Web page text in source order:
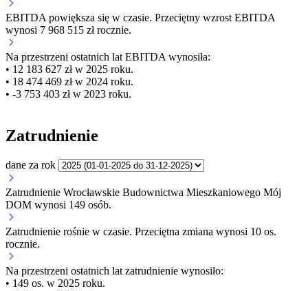
EBITDA powiększa się w czasie. Przeciętny wzrost EBITDA
wynosi 7 968 515 zł rocznie.
Na przestrzeni ostatnich lat EBITDA wynosiła:
• 12 183 627 zł w 2025 roku.
• 18 474 469 zł w 2024 roku.
• -3 753 403 zł w 2023 roku.
Zatrudnienie
dane za rok
Zatrudnienie Wrocławskie Budownictwa Mieszkaniowego Mój
DOM wynosi 149 osób.
Zatrudnienie rośnie w czasie. Przeciętna zmiana wynosi 10 os.
rocznie.
Na przestrzeni ostatnich lat zatrudnienie wynosiło:
• 149 os. w 2025 roku.